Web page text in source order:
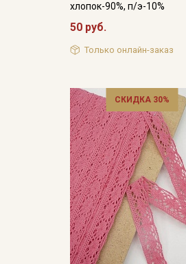
хлопок-90%, п/э-10%
50 руб.
Только онлайн-заказ
СКИДКА 30%